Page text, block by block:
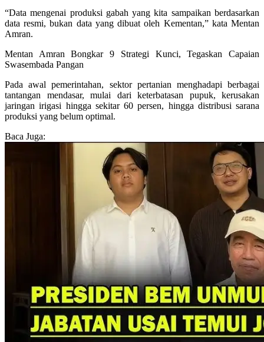
“Data mengenai produksi gabah yang kita sampaikan berdasarkan
data resmi, bukan data yang dibuat oleh Kementan,” kata Mentan
Amran.
Mentan Amran Bongkar 9 Strategi Kunci, Tegaskan Capaian
Swasembada Pangan
Pada awal pemerintahan, sektor pertanian menghadapi berbagai
tantangan mendasar, mulai dari keterbatasan pupuk, kerusakan
jaringan irigasi hingga sekitar 60 persen, hingga distribusi sarana
produksi yang belum optimal.
Baca Juga: